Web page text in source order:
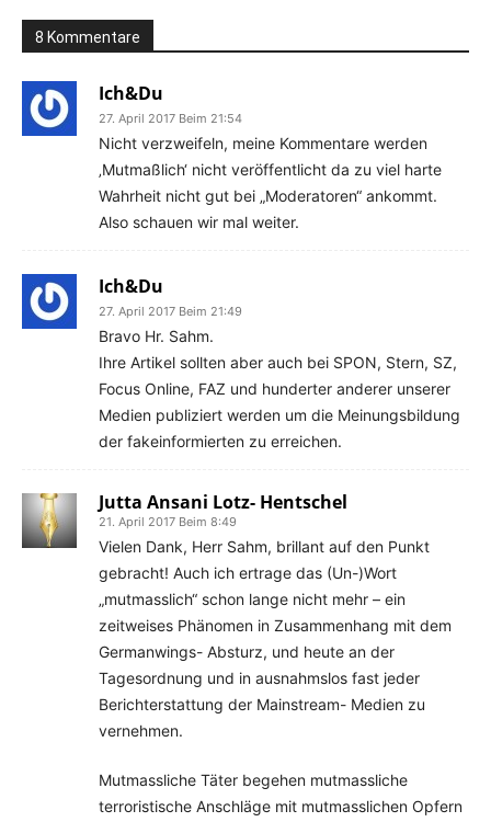
8 Kommentare
Ich&Du
27. April 2017 Beim 21:54
Nicht verzweifeln, meine Kommentare werden
‚Mutmaßlich‘ nicht veröffentlicht da zu viel harte
Wahrheit nicht gut bei „Moderatoren“ ankommt.
Also schauen wir mal weiter.
Ich&Du
27. April 2017 Beim 21:49
Bravo Hr. Sahm.
Ihre Artikel sollten aber auch bei SPON, Stern, SZ,
Focus Online, FAZ und hunderter anderer unserer
Medien publiziert werden um die Meinungsbildung
der fakeinformierten zu erreichen.
Jutta Ansani Lotz- Hentschel
21. April 2017 Beim 8:49
Vielen Dank, Herr Sahm, brillant auf den Punkt
gebracht! Auch ich ertrage das (Un-)Wort
„mutmasslich“ schon lange nicht mehr – ein
zeitweises Phänomen in Zusammenhang mit dem
Germanwings- Absturz, und heute an der
Tagesordnung und in ausnahmslos fast jeder
Berichterstattung der Mainstream- Medien zu
vernehmen.
Mutmassliche Täter begehen mutmassliche
terroristische Anschläge mit mutmasslichen Opfern